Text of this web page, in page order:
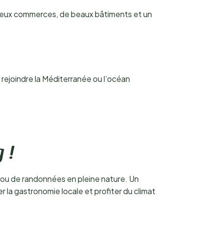
commerces, de beaux bâtiments et un
la Méditerranée ou l’océan
!
de randonnées en pleine nature. Un
la gastronomie locale et profiter du climat